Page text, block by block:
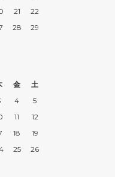
21
22
28
29
金
土
4
5
11
12
18
19
25
26